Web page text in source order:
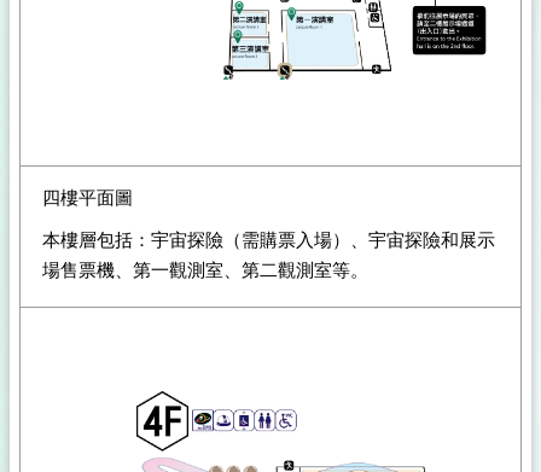
四樓平面圖
本樓層包括：宇宙探險（需購票入場）、宇宙探險和展示
場售票機、第一觀測室、第二觀測室等。